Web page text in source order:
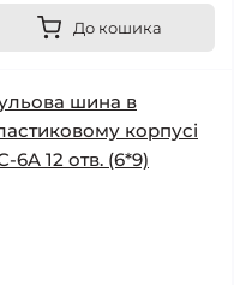
До кошика
шина в
корпусі
6A 12 отв. (6*9)